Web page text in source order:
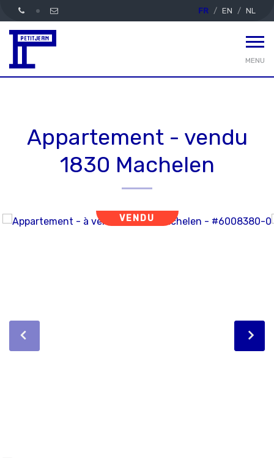
FR EN NL
MENU
Appartement - vendu
1830 Machelen
VENDU